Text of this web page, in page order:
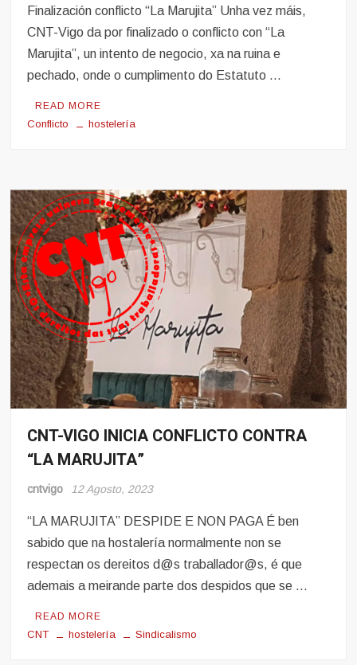
Finalización conflicto “La Marujita” Unha vez máis,
CNT-Vigo da por finalizado o conflicto con “La
Marujita”, un intento de negocio, xa na ruina e
pechado, onde o cumplimento do Estatuto …
READ MORE
Conflicto hostelería
Conflito
Hosteleria
CNT-VIGO INICIA CONFLICTO CONTRA
“LA MARUJITA”
cntvigo 12 Agosto, 2023
“LA MARUJITA” DESPIDE E NON PAGA É ben
sabido que na hostalería normalmente non se
respectan os dereitos d@s traballador@s, é que
ademais a meirande parte dos despidos que se …
READ MORE
CNT hostelería Sindicalismo